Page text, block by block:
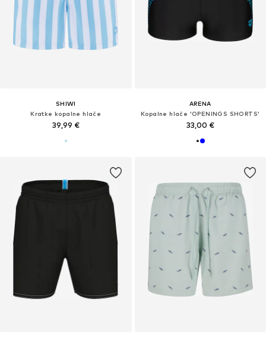
SHIWI
Kratke kopalne hlače
39,99 €
ARENA
Kopalne hlače 'OPENINGS SHORTS'
33,00 €